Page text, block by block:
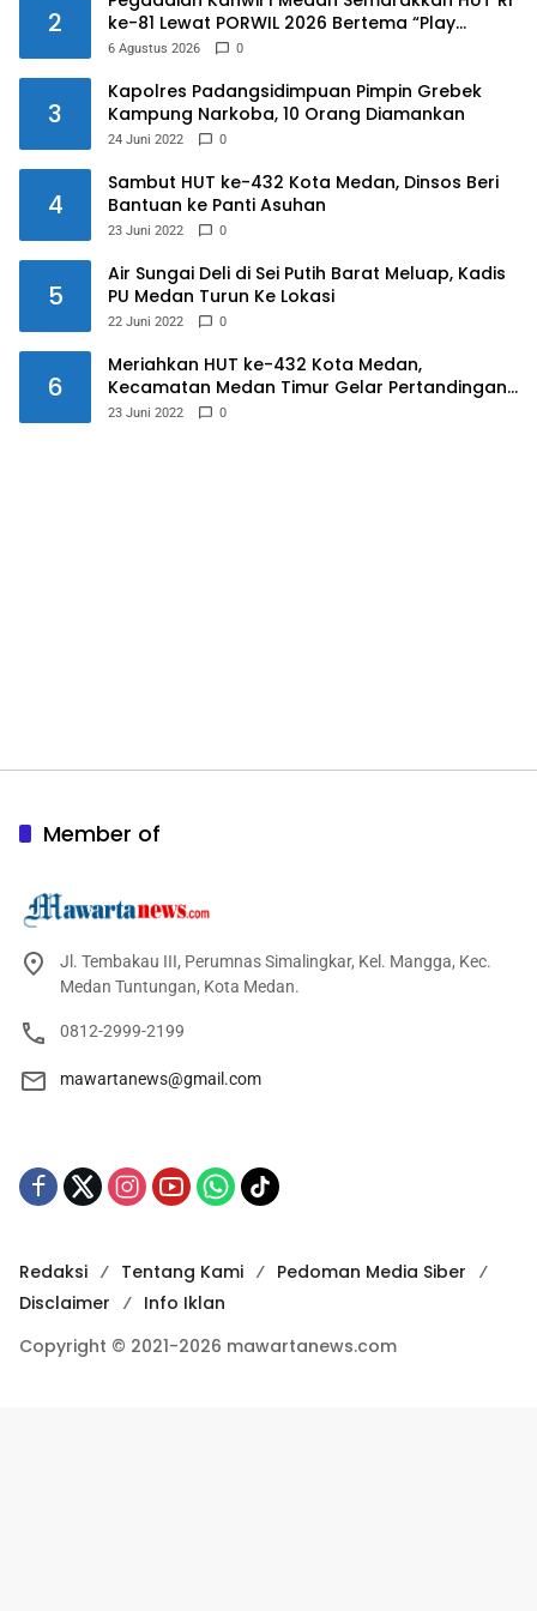
2
ke-81 Lewat PORWIL 2026 Bertema “Play
Together, Grow Together”
6 Agustus 2026 0
3
Kapolres Padangsidimpuan Pimpin Grebek
Kampung Narkoba, 10 Orang Diamankan
24 Juni 2022 0
4
Sambut HUT ke-432 Kota Medan, Dinsos Beri
Bantuan ke Panti Asuhan
23 Juni 2022 0
5
Air Sungai Deli di Sei Putih Barat Meluap, Kadis
PU Medan Turun Ke Lokasi
22 Juni 2022 0
6
Meriahkan HUT ke-432 Kota Medan,
Kecamatan Medan Timur Gelar Pertandingan
Futsal
23 Juni 2022 0
Member of
Jl. Tembakau III, Perumnas Simalingkar, Kel. Mangga, Kec.
Medan Tuntungan, Kota Medan.
0812-2999-2199
mawartanews@gmail.com
Redaksi Tentang Kami
Pedoman Media Siber
Disclaimer
Info Iklan
Copyright © 2021-2026 mawartanews.com